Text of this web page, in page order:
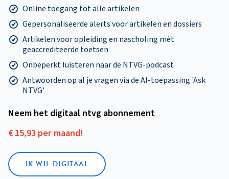
Online toegang tot alle artikelen
Gepersonaliseerde alerts voor artikelen en dossiers
Artikelen voor opleiding en nascholing mét
geaccrediteerde toetsen
Onbeperkt luisteren naar de NTVG-podcast
Antwoorden op al je vragen via de AI-toepassing 'Ask
NTVG'
Neem het digitaal ntvg abonnement
€ 15,93 per maand!
IK WIL DIGITAAL